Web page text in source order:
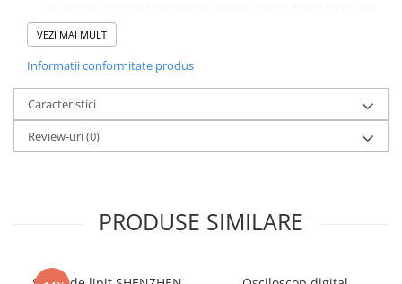
de funcționare, funcția MIN/MAX/AVG, funcția REL.
De ce să alegi acest model?
Este un instrument de diagnosticare esențial pentru măsurători
excelentă a masuratorilor pentru aplicații de laborator,
industriale și educaționale.
Specificații Tehnice
VEZI MAI MULT
Informatii conformitate produs
Caracteristici
Review-uri(0)
PRODUSE SIMILARE